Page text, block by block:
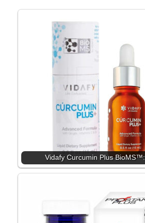
Vidafy Curcumin Plus